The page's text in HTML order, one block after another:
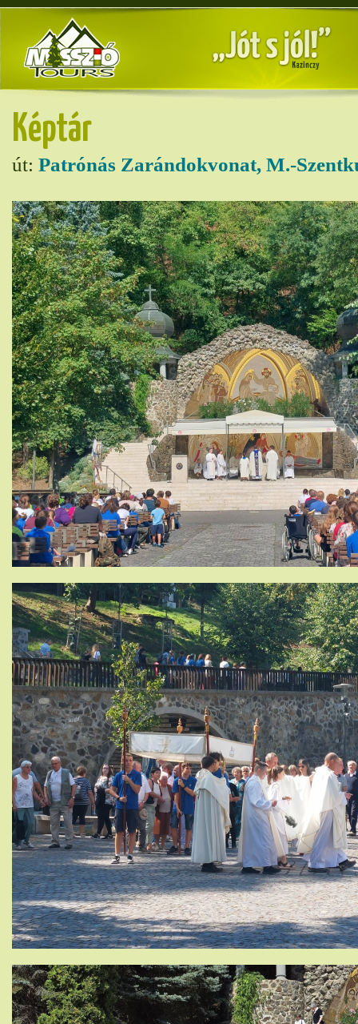
Képtár
út: Patrónás Zarándokvonat, M.-